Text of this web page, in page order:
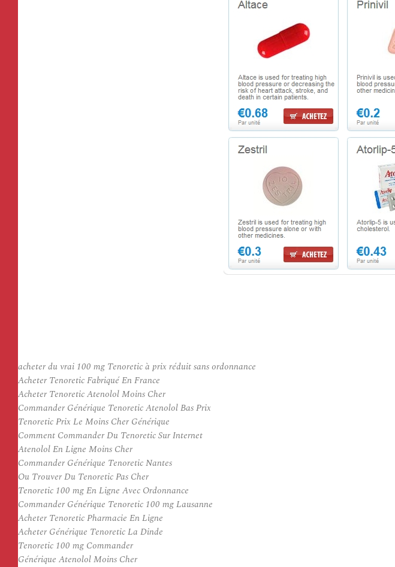
acheter du vrai 100 mg Tenoretic à prix réduit sans ordonnance
Acheter Tenoretic Fabriqué En France
Acheter Tenoretic Atenolol Moins Cher
Commander Générique Tenoretic Atenolol Bas Prix
Tenoretic Prix Le Moins Cher Générique
Comment Commander Du Tenoretic Sur Internet
Atenolol En Ligne Moins Cher
Commander Générique Tenoretic Nantes
Ou Trouver Du Tenoretic Pas Cher
Tenoretic 100 mg En Ligne Avec Ordonnance
Commander Générique Tenoretic 100 mg Lausanne
Acheter Tenoretic Pharmacie En Ligne
Acheter Générique Tenoretic La Dinde
Tenoretic 100 mg Commander
Générique Atenolol Moins Cher